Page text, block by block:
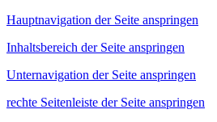
Hauptnavigation der Seite anspringen
Inhaltsbereich der Seite anspringen
Unternavigation der Seite anspringen
rechte Seitenleiste der Seite anspringen